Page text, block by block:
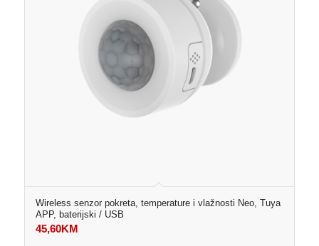
Wireless senzor pokreta, temperature i vlažnosti Neo, Tuya
APP, baterijski / USB
45,60KM